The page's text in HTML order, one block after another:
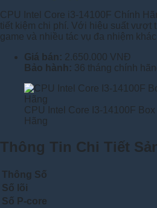
CPU Intel Core i3-14100F Chính
tiết kiệm chi phí. Với hiệu suất vượt
game và nhiều tác vụ đa nhiệm
Giá bán: 2.650.000 VNĐ
Bảo hành: 36 tháng chính
CPU Intel Core I3-14100F
Hãng
Thông Tin Chi Tiết
Thông Số
Số lõi
Số P-core